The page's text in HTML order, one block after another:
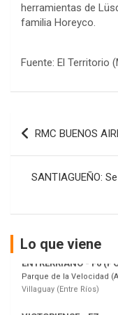
herramientas de
familia Horeyco.
Fuente: El Territorio
Navegación
de
entradas
RMC BUENOS
SANTIAGUEÑO:
Lo que viene
COBERTURA
IAME SERIES
Baradero (Buenos Aires)
KDO - F6
ENTRERRIANO - F6
Parque de la Velocidad
Villaguay (Entre Ríos)
VICTORIENSE - F7